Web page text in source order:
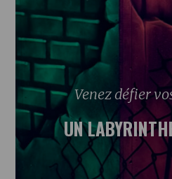
Venez défier
UN